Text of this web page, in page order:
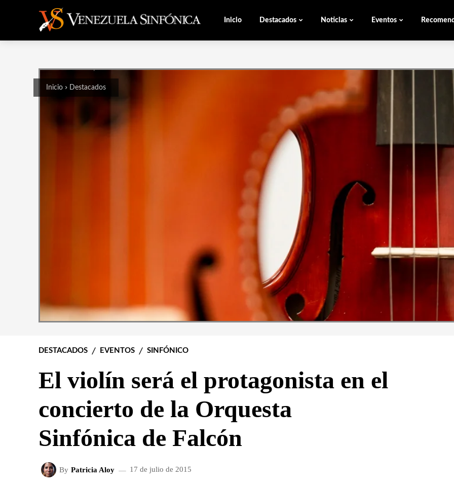
Inicio Destacados Noticias Eventos
Inicio Destacados
DESTACADOS EVENTOS SINFÓNICO
El violín será el protagonista en el
concierto de la Orquesta
Sinfónica de Falcón
By Patricia Aloy 17 de julio de 2015